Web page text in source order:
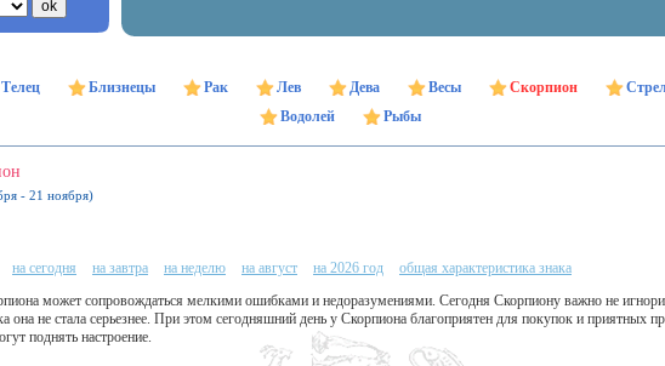
Телец Близнецы Рак Лев Дева Весы Скорпион
Водолей
Рыбы
- 21 ноября)
на сегодня на завтра на неделю на август на 2026 год
общая характеристика знака
может сопровождаться мелкими ошибками и недоразумениями. Сегодня Скорпиону важно не
она не стала серьезнее. При этом сегодняшний день у Скорпиона благоприятен для покупок и приятных
поднять настроение.